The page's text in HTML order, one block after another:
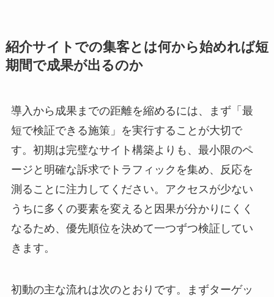
紹介サイトでの集客とは何から始めれば短
期間で成果が出るのか
導入から成果までの距離を縮めるには、まず「最
短で検証できる施策」を実行することが大切で
す。初期は完璧なサイト構築よりも、最小限のペ
ージと明確な訴求でトラフィックを集め、反応を
測ることに注力してください。アクセスが少ない
うちに多くの要素を変えると因果が分かりにくく
なるため、優先順位を決めて一つずつ検証してい
きます。
初動の主な流れは次のとおりです。まずターゲッ